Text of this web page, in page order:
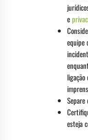
e
equipe
ligação
esteja